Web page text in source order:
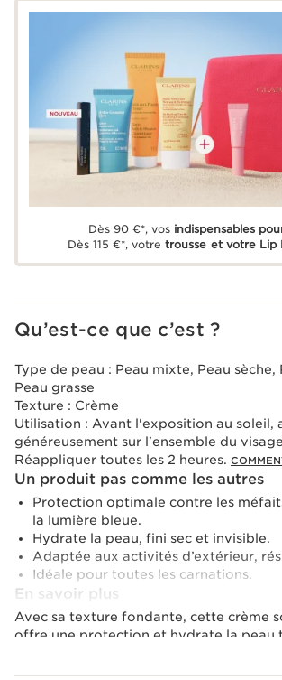
Dès 90 €*, vos indispensables
Dès 115 €*, votre trousse et votre Lip
Qu’est-ce que c’est ?
Type de peau : Peau mixte, Peau sèche,
Peau grasse
Texture : Crème
Utilisation : Avant l'exposition au soleil,
généreusement sur l'ensemble du
Réappliquer toutes les 2 heures.
Un produit pas comme les autres
Protection optimale contre les
la lumière bleue.
Hydrate la peau, fini sec et invisible.
Adaptée aux activités d’extérieur,
Idéale pour toutes les carnations.
En savoir plus
Avec sa texture fondante, cette crème
offre une protection et hydrate la peau